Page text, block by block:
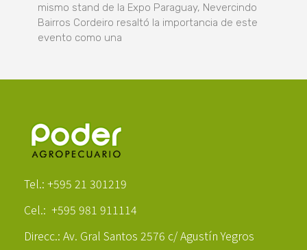
mismo stand de la Expo Paraguay, Nevercindo
Bairros Cordeiro resaltó la importancia de este
evento como una
Tel.: +595 21 301219
Cel.: +595 981 911114
Direcc.: Av. Gral Santos 2576 c/ Agustín Yegros